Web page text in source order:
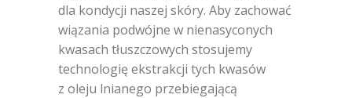
dla kondycji naszej skóry. Aby zachować
wiązania podwójne w nienasyconych
kwasach tłuszczowych stosujemy
technologię ekstrakcji tych kwasów
z oleju lnianego przebiegającą